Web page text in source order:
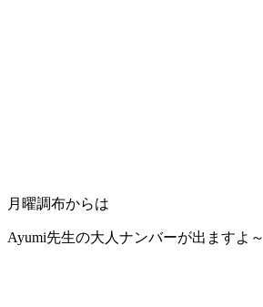
月曜調布からは
Ayumi先生の大人ナンバーが出ますよ～